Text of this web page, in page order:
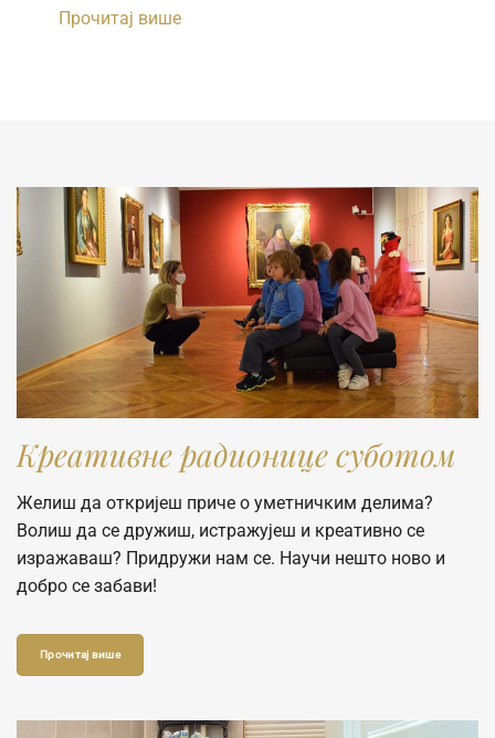
Прочитај више
Креативне радионице суботом
Желиш да откријеш приче о уметничким делима?
Волиш да се дружиш, истражујеш и креативно се
изражаваш? Придружи нам се. Научи нешто ново и
добро се забави!
Прочитај више